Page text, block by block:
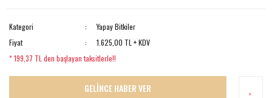
Kategori
Yapay Bitkiler
Fiyat
1.625,00 TL + KDV
* 199,37 TL den başlayan taksitlerle!!
GELİNCE HABER VER